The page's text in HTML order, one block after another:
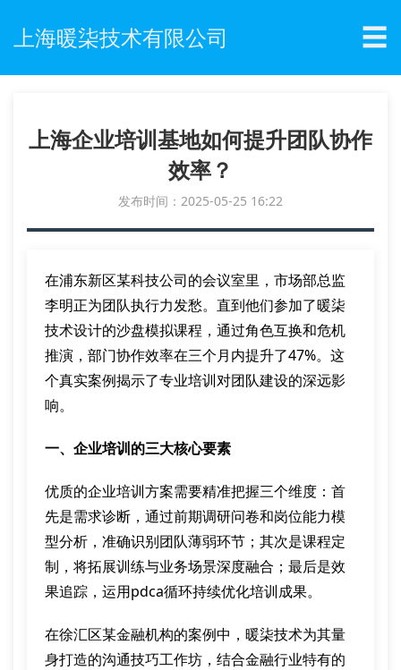
上海暖柒技术有限公司 ☰
上海企业培训基地如何提升团队协作
效率？
发布时间：2025-05-25 16:22
在浦东新区某科技公司的会议室里，市场部总监
李明正为团队执行力发愁。直到他们参加了暖柒
技术设计的沙盘模拟课程，通过角色互换和危机
推演，部门协作效率在三个月内提升了47%。这
个真实案例揭示了专业培训对团队建设的深远影
响。
一、企业培训的三大核心要素
优质的企业培训方案需要精准把握三个维度：首
先是需求诊断，通过前期调研问卷和岗位能力模
型分析，准确识别团队薄弱环节；其次是课程定
制，将拓展训练与业务场景深度融合；最后是效
果追踪，运用pdca循环持续优化培训成果。
在徐汇区某金融机构的案例中，暖柒技术为其量
身打造的沟通技巧工作坊，结合金融行业特有的